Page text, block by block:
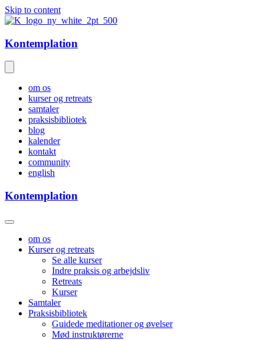
Skip to content
Kontemplation
om os
kurser og retreats
samtaler
praksisbibliotek
blog
kalender
kontakt
community
english
Kontemplation
om os
Kurser og retreats
Se alle kurser
Indre praksis og arbejdsliv
Retreats
Kurser
Samtaler
Praksisbibliotek
Guidede meditationer og øvelser
Mød instruktørerne